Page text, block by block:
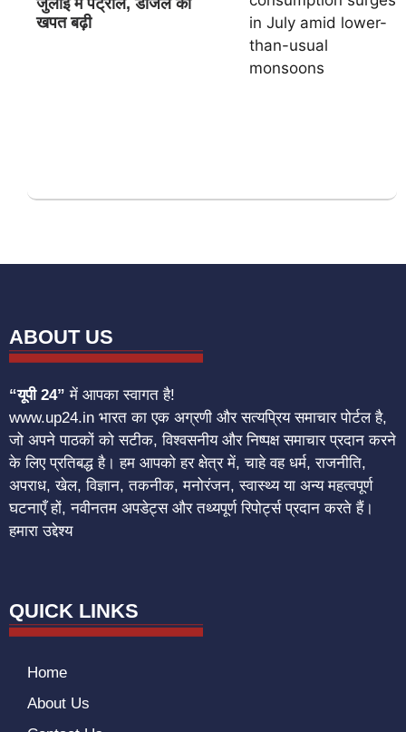
जुलाई में पेट्रोल, डीजल की
खपत बढ़ी
ABOUT US
“यूपी 24” में आपका स्वागत है!
www.up24.in भारत का एक अग्रणी और सत्यप्रिय समाचार पोर्टल है,
जो अपने पाठकों को सटीक, विश्वसनीय और निष्पक्ष समाचार प्रदान करने
के लिए प्रतिबद्ध है। हम आपको हर क्षेत्र में, चाहे वह धर्म, राजनीति,
अपराध, खेल, विज्ञान, तकनीक, मनोरंजन, स्वास्थ्य या अन्य महत्वपूर्ण
घटनाएँ हों, नवीनतम अपडेट्स और तथ्यपूर्ण रिपोर्ट्स प्रदान करते हैं।
हमारा उद्देश्य
QUICK LINKS
Home
About Us